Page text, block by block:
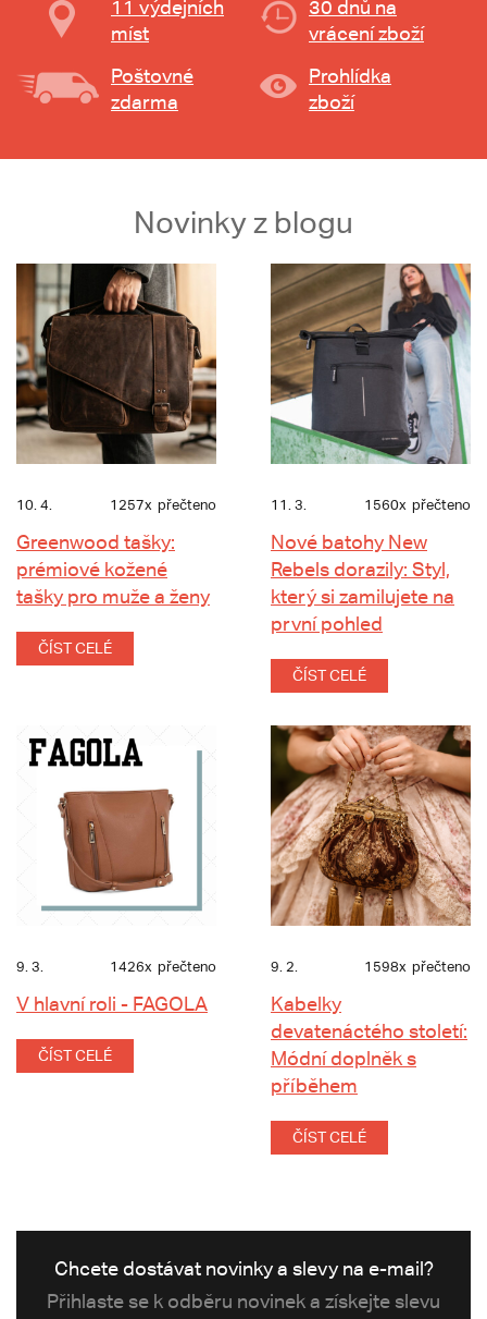
11 výdejních
míst
30 dnů na
vrácení zboží
Poštovné
zdarma
Prohlídka
zboží
Novinky z blogu
10. 4. 1257x přečteno
Greenwood tašky:
prémiové kožené
tašky pro muže a ženy
ČÍST CELÉ
11. 3. 1560x přečteno
Nové batohy New
Rebels dorazily: Styl,
který si zamilujete na
první pohled
ČÍST CELÉ
9. 3. 1426x přečteno
V hlavní roli - FAGOLA
ČÍST CELÉ
9. 2. 1598x přečteno
Kabelky
devatenáctého století:
Módní doplněk s
příběhem
ČÍST CELÉ
Chcete dostávat novinky a slevy na e-mail?
Přihlaste se k odběru novinek a získejte slevu